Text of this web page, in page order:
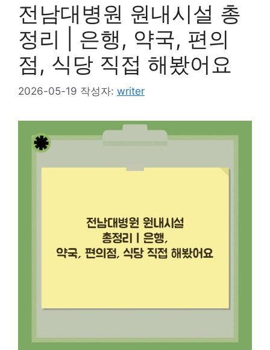
전남대병원 원내시설 총
정리 | 은행, 약국, 편의
점, 식당 직접 해봤어요
2026-05-19 작성자: writer